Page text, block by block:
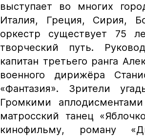
выступает во многих
Италия, Греция, Сирия,
оркестр существует 75
творческий путь.
капитан третьего ранга
военного дирижёра
«Фантазия». Зрители
Громкими
матросский танец
кинофильму, роману